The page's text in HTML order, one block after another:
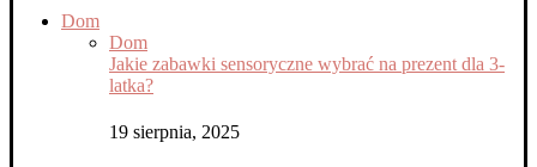
Dom
Dom
Jakie zabawki sensoryczne wybrać na prezent dla 3-
latka?
19 sierpnia, 2025